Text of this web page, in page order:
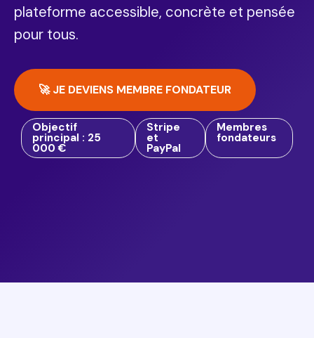
plateforme accessible, concrète et pensée
pour tous.
🚀 JE DEVIENS MEMBRE FONDATEUR
Objectif
principal : 25
000 €
Stripe
et
PayPal
Membres
fondateurs